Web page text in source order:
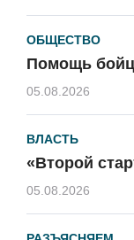
ОБЩЕСТВО
Помощь
05.08.2026
ВЛАСТЬ
«Второй
05.08.2026